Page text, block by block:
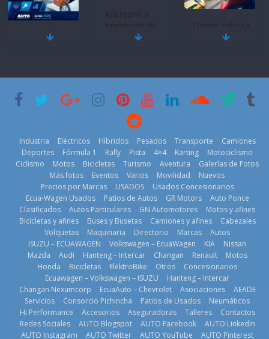
Bosch y
renovable
25 de julio de
Nuevo SUV
Honda ZR-V
Advanced
Hybrid para el
mercado local
23 de julio de
Quito se alista
para un nuevo
2026
Kia reúne a
jugadores de
fútbol de todo
el mundo en
‘Kia OMBC
Cup’
6 de mayo de
2026
¿Qué puede
pasar con tu
3 de agosto de
La FEDAK
recibe 12
Sinotruk
Bolden para
cubrir las rutas
de La Vuelta
31 de julio de
2026
Industria Eléctricos Híbridos Pesados Transporte
Camiones
Deportes
Fórmula 1 Rally Pista 4×4 Karting
Motociclismo
Ciclismo
Motos Bicicletas Turismo Aventura
Galerías de Fotos
Más fotos
Eventos Varios Movilidad
Nuevos
Precios por Marcas
USADOS
Usados Concesionarios
Ecua-Wagen Usados
Patios de Autos GR Motors
Auto Ponce
Clasificados
Autos Particulares GN Automotores
Motos y afines
Bicicletas y afines
Buses y Busetas Camiones y afines
Cabezales
Volquetas
Maquinaria Directorio Marcas
Autos
ISUZU – ECUAWAGEN
Volkswagen – EcuaWagen KIA
Nissan
Mazda
Audi Hanteng – Intercar Changan Renault
Motos
Honda
Bicicletas ElektroBike Otros
Concesionarios
Ecuawagen – Volkswagen – ISUZU
Hanteng – Intercar
Changan Nexumcorp
EcuaAuto – Chevrolet Asociaciones
AEADE
Servicios
Consorcio Pichincha Patios de Usados
Neumáticos
Hi Performance
Accesorios Aseguradoras Talleres
Contactos
Redes Sociales
AUTO Blogspot AUTO Facebook
AUTO LinkedIn
AUTO Instagram
AUTO Twitter AUTO YouTube AUTO Pinterest